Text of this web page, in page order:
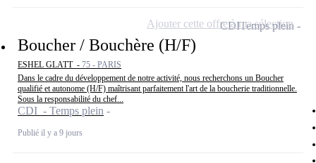
Boucher / Bouchère (H/F)
ESHEL GLATT - 75 - PARIS
Dans le cadre du développement de notre activité, nous recherchons un Boucher
qualifié et autonome (H/F) maîtrisant parfaitement l'art de la boucherie traditionnelle.
Sous la responsabilité du chef...
CDI - Temps plein
Publié il y a 9 jours
CDITemps plein
Ajouter cette offre à ma sélection